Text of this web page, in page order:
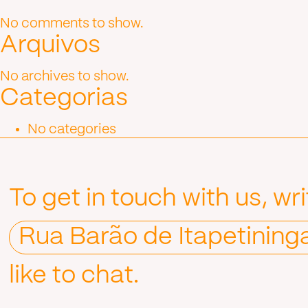
No comments to show.
Arquivos
No archives to show.
Categorias
No categories
To get in touch with us,
Rua Barão de
like to chat.